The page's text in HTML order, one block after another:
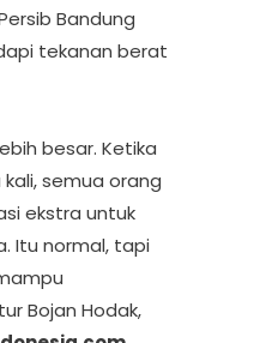
Bandung
tekanan berat
besar. Ketika
semua orang
ekstra untuk
Itu normal, tapi
Bojan Hodak,